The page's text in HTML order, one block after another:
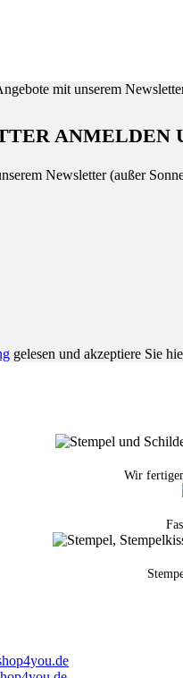
ANMELDEN
Newsletter (außer
gelesen und akzeptiere Sie
Wir